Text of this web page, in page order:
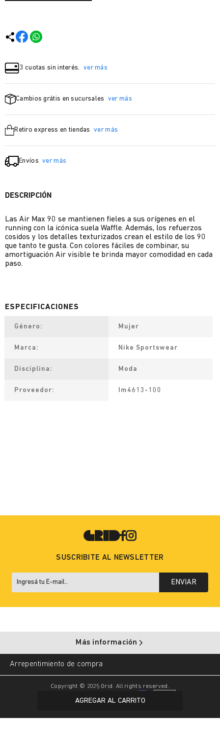
AGREGAR AL CARRITO
3 cuotas sin interés. ver más
Cambios grátis en sucursales ver más
Retiro express en tiendas ver más
Envíos ver más
DESCRIPCIÓN
Las Air Max 90 se mantienen fieles a sus orígenes en el
running con la icónica suela Waffle. Además, los refuerzos
cosidos y los detalles texturizados crean el estilo de los 90
que tanto te gusta. Con colores fáciles de combinar, su
amortiguación Air visible te brinda mayor comodidad en cada
paso.
Género Mujer
Marca Nike Sportswear
Disciplina Moda
Proveedor Im4613-100
SUSCRIBITE AL NEWSLETTER
ENVIAR
Más información
Arrepentimiento de compra
Copyright © 2025 Grid. All rights reserved.